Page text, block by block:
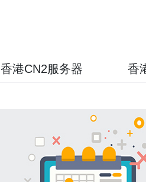
香港CN2服务器 香